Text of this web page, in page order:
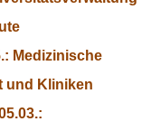
Medizinische
und Kliniken